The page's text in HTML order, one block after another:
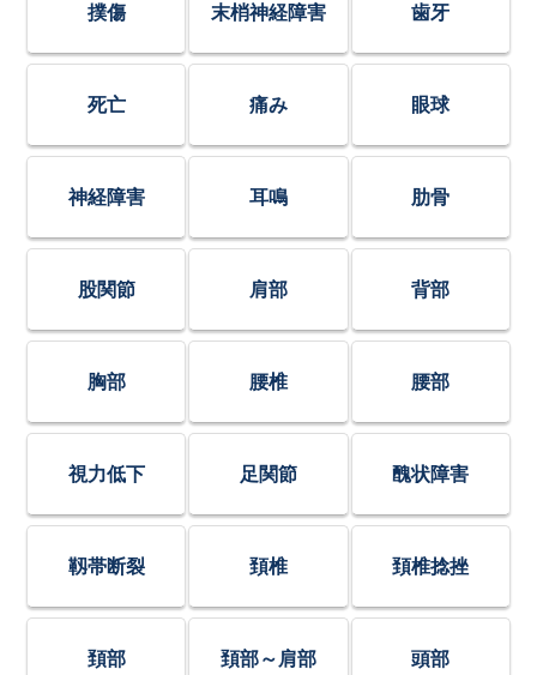
撲傷 末梢神経障害 歯牙
死亡 痛み 眼球
神経障害 耳鳴 肋骨
股関節 肩部 背部
胸部 腰椎 腰部
視力低下 足関節 醜状障害
靱帯断裂 頚椎 頚椎捻挫
頚部 頚部～肩部 頭部